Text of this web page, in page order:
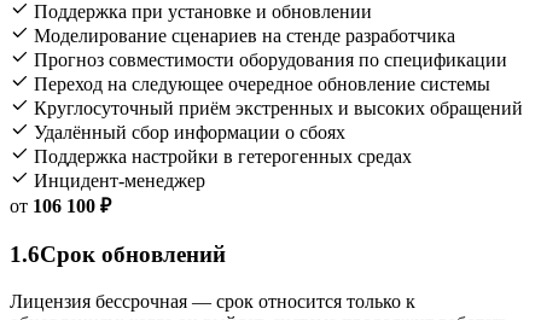
Поддержка при установке и обновлении
Моделирование сценариев на стенде разработчика
Прогноз совместимости оборудования по спецификации
Переход на следующее очередное обновление системы
Круглосуточный приём экстренных и высоких обращений
Удалённый сбор информации о сбоях
Поддержка настройки в гетерогенных средах
Инцидент-менеджер
от 106 100 ₽
1.6Срок обновлений
Лицензия бессрочная — срок относится только к